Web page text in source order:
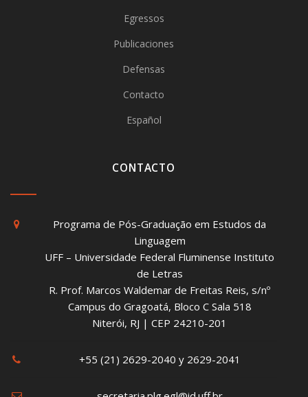
Egressos
Publicaciones
Defensas
Contacto
Español
CONTACTO
Programa de Pós-Graduação em Estudos da
Linguagem
UFF – Universidade Federal Fluminense Instituto
de Letras
R. Prof. Marcos Waldemar de Freitas Reis, s/nº
Campus do Gragoatá, Bloco C Sala 518
Niterói, RJ | CEP 24210-201
+55 (21) 2629-2040 y 2629-2041